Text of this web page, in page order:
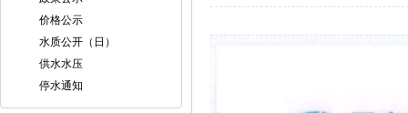
价格公示
水质公开（日）
供水水压
停水通知